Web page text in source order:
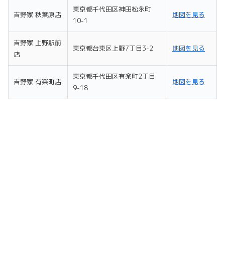
吉野家 秋葉原店
東京都千代田区神田松永町
10-1
地図を見る
吉野家 上野駅前
店
東京都台東区上野7丁目3-2 地図を見る
吉野家 有楽町店
東京都千代田区有楽町2丁目
9-18
地図を見る